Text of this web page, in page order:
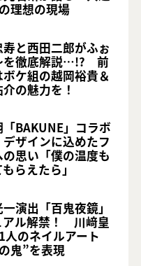
理想の現場
と西田二郎がふぉ
を徹底解説…!? 前
ケ組の越岡裕貴＆
の魅力を！
BAKUNE」コラボ
ザインに込めたフ
の思い「僕の温度も
らえたら」
演出「百鬼夜鏡」
アル解禁！ 川﨑皇
人のネイルアート
鬼”を表現